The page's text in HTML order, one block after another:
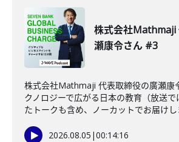
株式会社Mathmaji
瀬康令さん #3
株式会社Mathmaji 代表取締役の廣瀬康
クノロジーで広がる日本の教育（放送
たトークも含め、ノーカットでお届けし
2026.08.05 |00:14:16